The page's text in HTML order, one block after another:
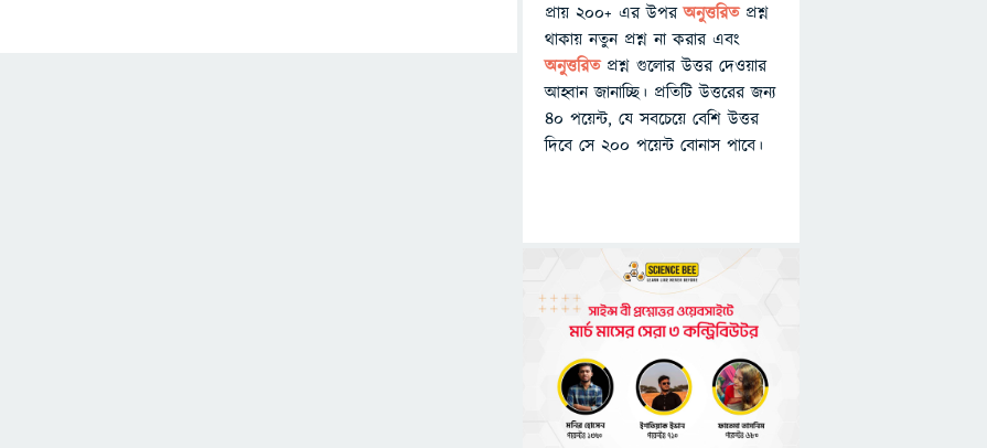
প্রায় ২০০+ এর উপরঅনুত্তরিতপ্রশ্ন
থাকায় নতুন প্রশ্ন না করার এবং
অনুত্তরিত প্রশ্ন গুলোর উত্তর দেওয়ার
আহ্বান জানাচ্ছি। প্রতিটি উত্তরের জন্য
৪০ পয়েন্ট, যে সবচেয়ে বেশি উত্তর
দিবে সে ২০০ পয়েন্ট বোনাস পাবে।